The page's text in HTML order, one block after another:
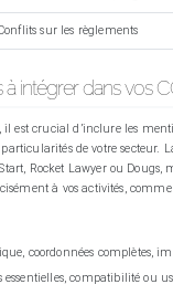
sur les règlements
intégrer dans vos
il est crucial d’inclure les
de votre secteur.
Rocket Lawyer ou
à vos activités,
coordonnées complètes,
essentielles, compatibilité ou